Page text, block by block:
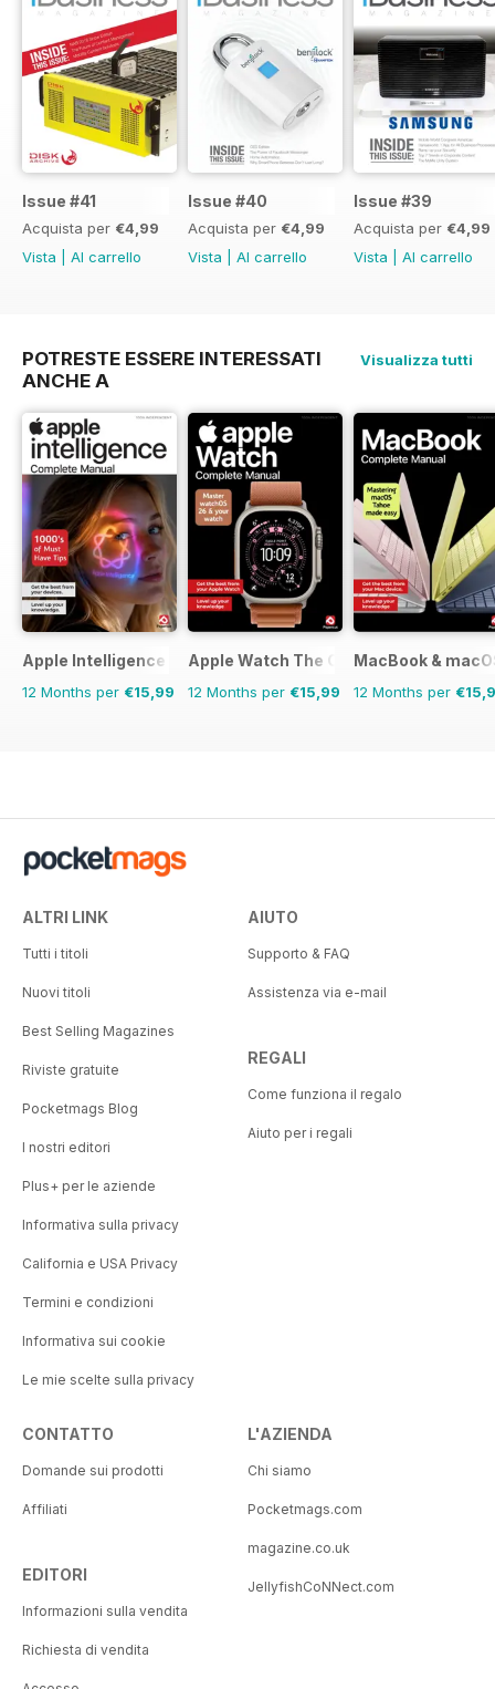
Issue #41
Acquista per €4,99
Vista
Al carrello
Issue #40
Acquista per €4,99
Vista
Al carrello
Issue #39
Acquista per €4,99
Vista
Al carrello
POTRESTE ESSERE INTERESSATI
ANCHE A
Visualizza tutti
Apple Intelligence The Complete Manual
12 Months per €15,99
Apple Watch The Complete Manual
12 Months per €15,99
MacBook &
12 Months per
ALTRI LINK
Tutti i titoli
Nuovi titoli
Best Selling Magazines
Riviste gratuite
Pocketmags Blog
I nostri editori
Plus+ per le aziende
Informativa sulla privacy
California e USA Privacy
Termini e condizioni
Informativa sui cookie
Le mie scelte sulla privacy
AIUTO
Supporto & FAQ
Assistenza via e-mail
REGALI
Come funziona il regalo
Aiuto per i regali
CONTATTO
Domande sui prodotti
Affiliati
EDITORI
Informazioni sulla vendita
Richiesta di vendita
L'AZIENDA
Chi siamo
Pocketmags.com
magazine.co.uk
JellyfishCoNNect.com